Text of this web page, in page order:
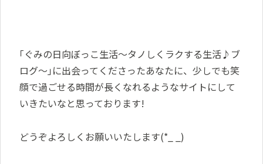
｢ぐみの日向ぼっこ生活～タノしくラクする生活♪ブ
ログ～｣に出会ってくださったあなたに、少しでも笑
顔で過ごせる時間が長くなれるようなサイトにして
いきたいなと思っております!
どうぞよろしくお願いいたします(*_ _)